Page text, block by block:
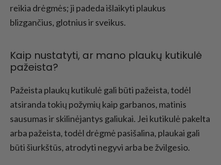
reikia drėgmės; ji padeda išlaikyti plaukus
blizgančius, glotnius ir sveikus.
Kaip nustatyti, ar mano plaukų kutikulė
pažeista?
Pažeista plaukų kutikulė gali būti pažeista, todėl
atsiranda tokių požymių kaip garbanos, matinis
sausumas ir skilinėjantys galiukai. Jei kutikulė pakelta
arba pažeista, todėl drėgmė pasišalina, plaukai gali
būti šiurkštūs, atrodyti negyvi arba be žvilgesio.